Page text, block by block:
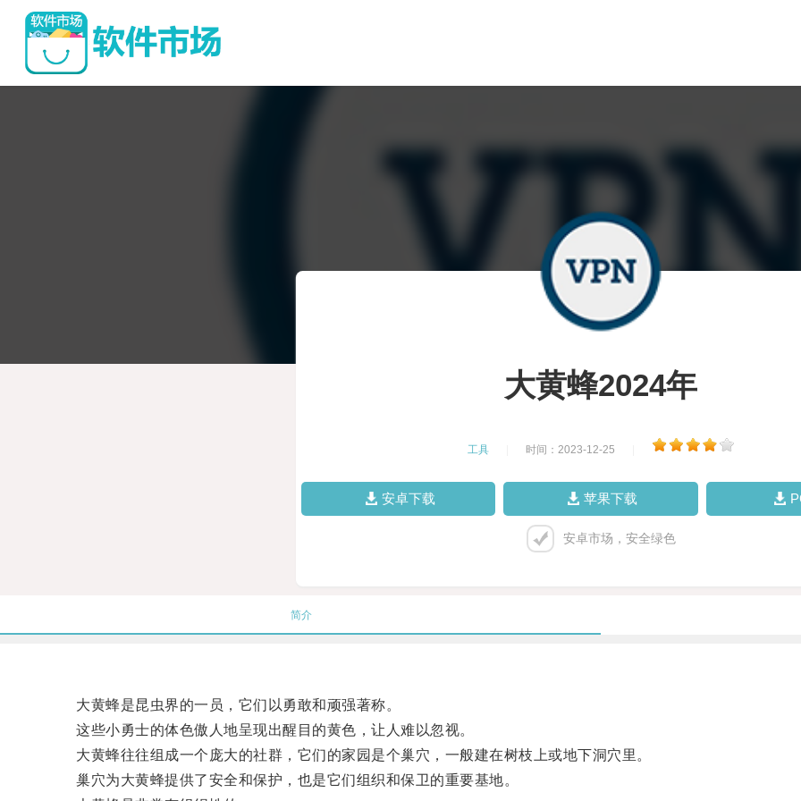
大黄蜂2024年
工具 时间：2023-12-25
安卓下载 苹果下载
安卓市场，安全绿色
简介
大黄蜂是昆虫界的一员，它们以勇敢和顽强著称。
这些小勇士的体色傲人地呈现出醒目的黄色，让人难以忽视。
大黄蜂往往组成一个庞大的社群，它们的家园是个巢穴，一般建在树枝上或地下洞穴里。
巢穴为大黄蜂提供了安全和保护，也是它们组织和保卫的重要基地。